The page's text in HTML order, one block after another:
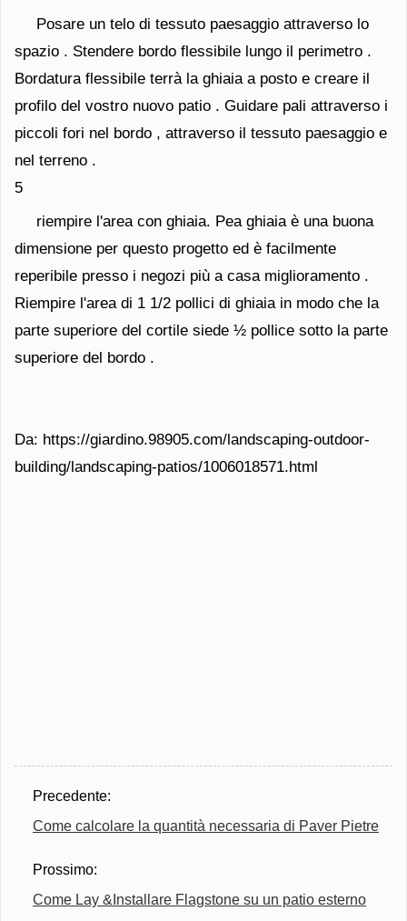
Posare un telo di tessuto paesaggio attraverso lo
spazio . Stendere bordo flessibile lungo il perimetro .
Bordatura flessibile terrà la ghiaia a posto e creare il
profilo del vostro nuovo patio . Guidare pali attraverso i
piccoli fori nel bordo , attraverso il tessuto paesaggio e
nel terreno .
5
riempire l'area con ghiaia. Pea ghiaia è una buona
dimensione per questo progetto ed è facilmente
reperibile presso i negozi più a casa miglioramento .
Riempire l'area di 1 1/2 pollici di ghiaia in modo che la
parte superiore del cortile siede ½ pollice sotto la parte
superiore del bordo .
Da: https://giardino.98905.com/landscaping-outdoor-
building/landscaping-patios/1006018571.html
Precedente:
Come calcolare la quantità necessaria di Paver Pietre
Prossimo:
Come Lay &Installare Flagstone su un patio esterno